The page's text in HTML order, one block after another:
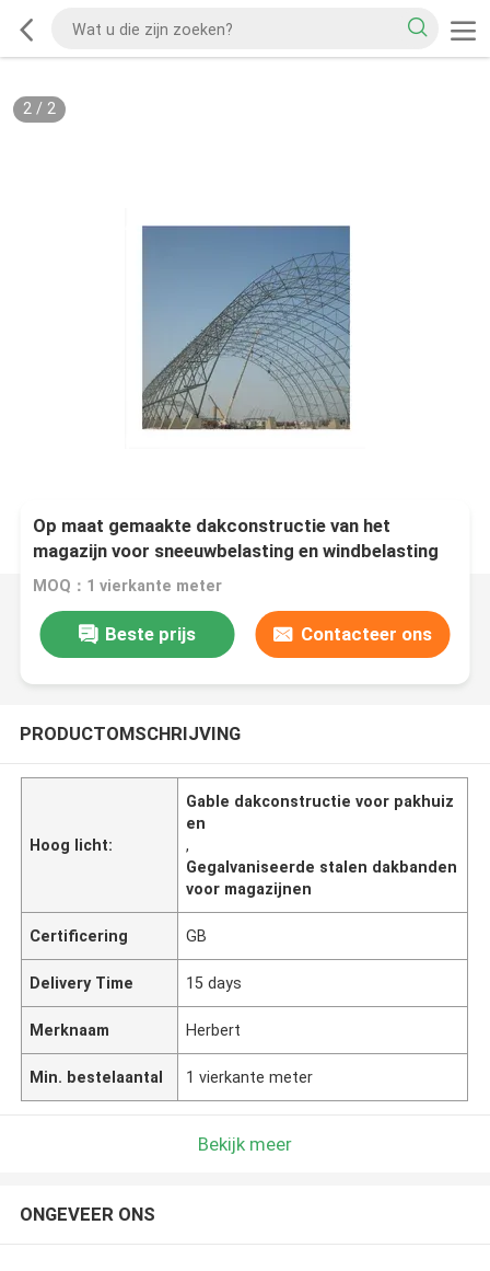
2/ 2
Op maat gemaakte dakconstructie van het
magazijn voor sneeuwbelasting en windbelasting
MOQ：1 vierkante meter
Beste prijs Contacteer ons
PRODUCTOMSCHRIJVING
Hoog licht:
Gable dakconstructie voor pakhuiz
en
,
Gegalvaniseerde stalen dakbanden
voor magazijnen
Certificering GB
Delivery Time 15 days
Merknaam Herbert
Min. bestelaantal 1 vierkante meter
Bekijk meer
ONGEVEER ONS